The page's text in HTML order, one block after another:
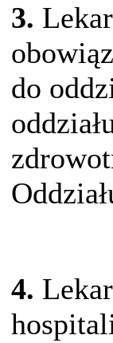
3.
do
4.